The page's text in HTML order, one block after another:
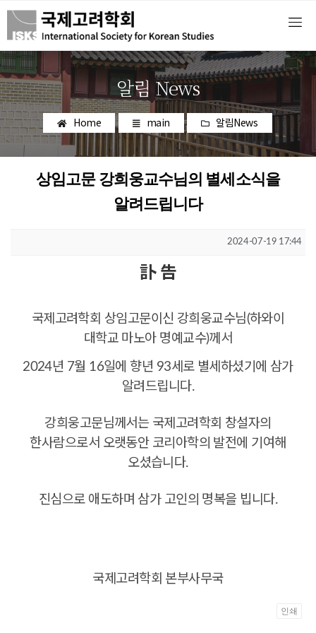
알림 News
Home main 알림News
상임고문 강희웅교수님의 별세소식을
알려드립니다
2024-07-19 17:44
訃 告
국제고려학회 상임고문이신 강희웅교수님(하와이
대학교 마노아 명예교수)께서
2024년 7월 16일에 향년 93세로 별세하셨기에 삼가
알려드립니다.
강희웅고문님께서는 국제고려학회 창설자의
한사람으로서 오랫동안 코리아학의 발전에 기여해
오셨습니다.
진심으로 애도하며 삼가 고인의 명복을 빕니다.
국제고려학회 본부사무국
인쇄